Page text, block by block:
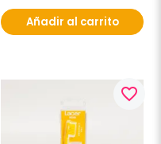
Añadir al carrito
favorite_border